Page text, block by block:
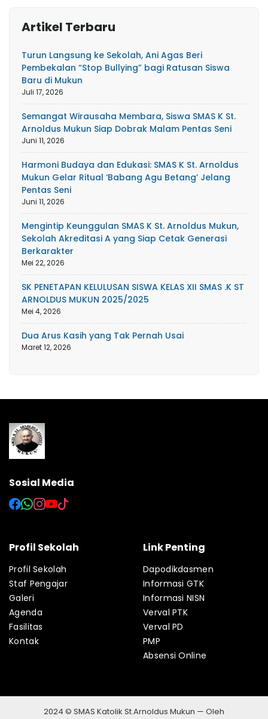
Artikel Terbaru
Turun Langsung ke Sekolah, Ani Agas Beri
Pembekalan “Stop Bullying” bagi Ratusan Siswa
Baru di Mukun
Juli 17, 2026
Semangat Wirausaha Membara, Siswa SMAS K St.
Arnoldus Mukun Siap Dobrak Malam Pentas Seni
Juni 11, 2026
Harmoni Budaya dan Edukasi: SMAS K St. Arnoldus
Mukun Gelar Ritual ‘Babang Agu Betang’ Jelang
Pentas Seni
Juni 11, 2026
Mengintip Keunggulan SMAS K St. Arnoldus Mukun,
Sekolah Akreditasi A yang Siap Cetak Generasi
Berkarakter
Mei 22, 2026
SK PENETAPAN KELULUSAN SISWA KELAS XII SMAS .K ST
ARNOLDUS MUKUN 2025/2025
Mei 4, 2026
Dua Arus Kasih yang Tak Pernah Usai
Maret 12, 2026
Sosial Media
Profil Sekolah
Profil Sekolah
Staf Pengajar
Galeri
Agenda
Fasilitas
Kontak
Link Penting
Dapodikdasmen
Informasi GTK
Informasi NISN
Verval PTK
Verval PD
PMP
Absensi Online
2024 © SMAS Katolik St.Arnoldus Mukun — Oleh